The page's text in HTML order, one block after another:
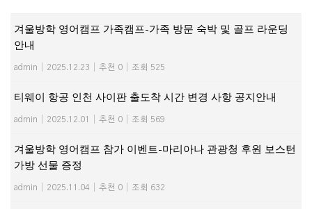
겨울방학 영어캠프 가족캠프-가족 방문 숙박 및 골프 라운딩
안내
admin 2025.12.23 추천 0 조회 525
티웨이 항공 인천 사이판 출도착 시간 변경 사항 공지안내
admin 2025.12.01 추천 0 조회 569
겨울방학 영어캠프 참가 이벤트-마리아나 관광청 후원 보스턴
가방 선물 증정
admin 2025.11.04 추천 0 조회 632